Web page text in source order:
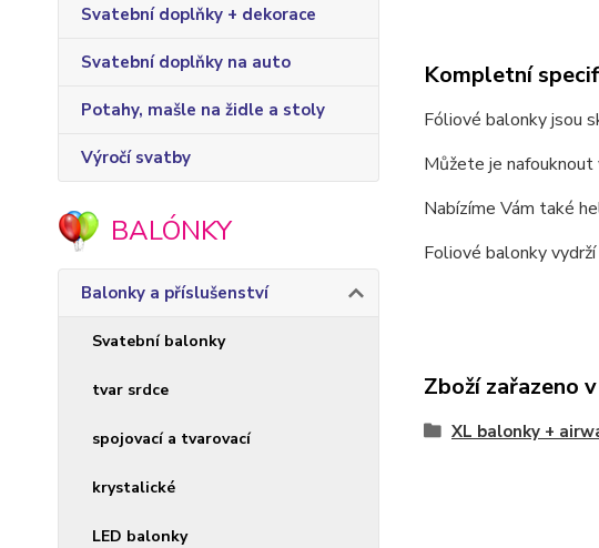
Svatební doplňky + dekorace
Svatební doplňky na auto
Potahy, mašle na židle a stoly
Výročí svatby
BALÓNKY
Balonky a příslušenství
Svatební balonky
tvar srdce
spojovací a tvarovací
krystalické
LED balonky
Kompletní
Fóliové balonky jsou
Můžete je nafouknout
Nabízíme Vám také
Foliové balonky
Zboží zařazeno
XL balonky +